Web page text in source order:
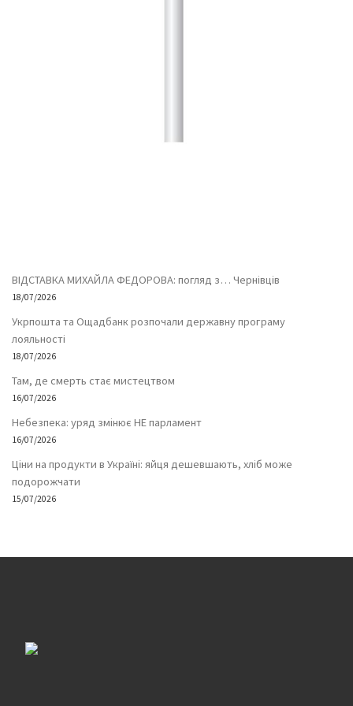
ВІДСТАВКА МИХАЙЛА ФЕДОРОВА: погляд з… Чернівців
18/07/2026
Укрпошта та Ощадбанк розпочали державну програму
лояльності
18/07/2026
Там, де смерть стає мистецтвом
16/07/2026
Небезпека: уряд змінює НЕ парламент
16/07/2026
Ціни на продукти в Україні: яйця дешевшають, хліб може
подорожчати
15/07/2026